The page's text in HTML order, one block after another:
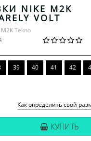
NIKE M2K
VOLT
Tekno
39 40 41 42
Как определить свой
КУПИТЬ